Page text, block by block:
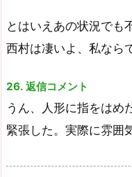
とはいえあの状況でも
西村は凄いよ、私なら
26. 返信コメント
うん、人形に指をはめ
緊張した。実際に雰囲